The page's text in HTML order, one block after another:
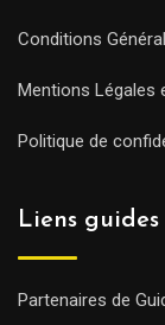
Conditions
Mentions Légales
Politique de
Liens guides
Partenaires de